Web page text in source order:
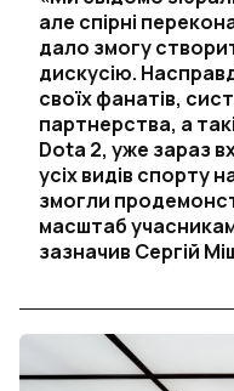
але спірні
дало змогу
дискусію.
своїх фанатів,
партнерства, а
Dota 2, уже зараз
усіх видів спорту
змогли
масштаб
зазначив Сергій